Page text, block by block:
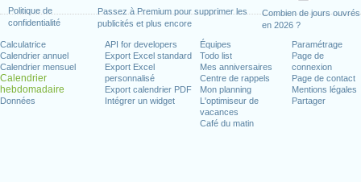
Politique de
confidentialité
Passez à Premium pour supprimer les
publicités et plus encore
Combien de jours ouvrés
en 2026 ?
Calculatrice
Calendrier annuel
Calendrier mensuel
Calendrier
hebdomadaire
Données
API for developers
Export Excel standard
Export Excel
personnalisé
Export calendrier PDF
Intégrer un widget
Équipes
Todo list
Mes anniversaires
Centre de rappels
Mon planning
L'optimiseur de
vacances
Café du matin
Paramétrage
Page de
connexion
Page de contact
Mentions légales
Partager